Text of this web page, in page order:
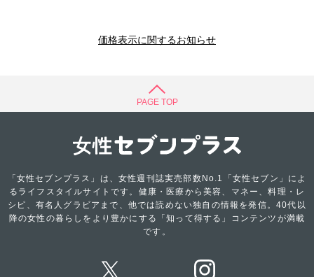
価格表示に関するお知らせ
PAGE TOP
「女性セブンプラス」は、女性週刊誌実売部数No.1「女性セブン」によ
るライフスタイルサイトです。健康・医療から美容、マネー、料理・レ
シピ、有名人グラビアまで、他では読めない独自の情報を発信。40代以
降の女性の暮らしをより豊かにする「知って得する」コンテンツが満載
です。